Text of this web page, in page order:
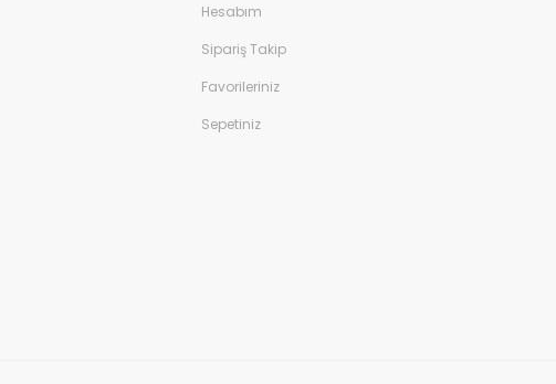
Hesabım
Sipariş Takip
Favorileriniz
Sepetiniz